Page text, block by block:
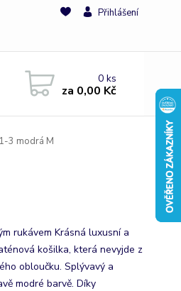
Přihlášení
0ks
za 0,00 Kč
3 modrá M
rukávem Krásná luxusní a
košilka, která nevyjde z
obloučku. Splývavý a
modré barvě. Díky